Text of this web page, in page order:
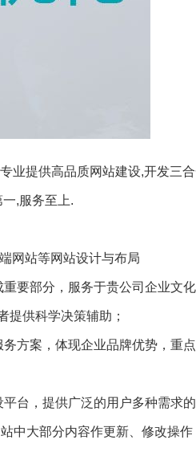
业提供高品质网站建设,开发三
,服务至上.
网站等网站设计与布局
要部分，服务于贵公司企业文
提供科学决策辅助；
方案，体现企业品牌优势，重
台，提供广泛的用户多种需求
中大部分内容作更新、修改操